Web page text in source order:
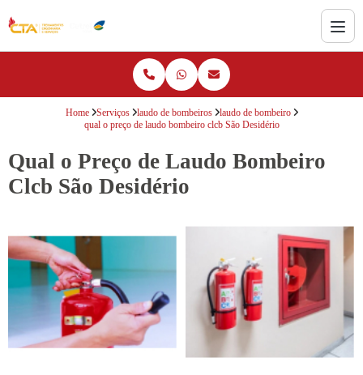
Home Serviços laudo de bombeiros
laudo de bombeiro
qual o preço de laudo bombeiro clcb São Desidério
Qual o Preço de Laudo Bombeiro
Clcb São Desidério